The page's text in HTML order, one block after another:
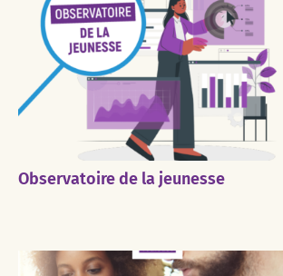
Observatoire de la jeunesse